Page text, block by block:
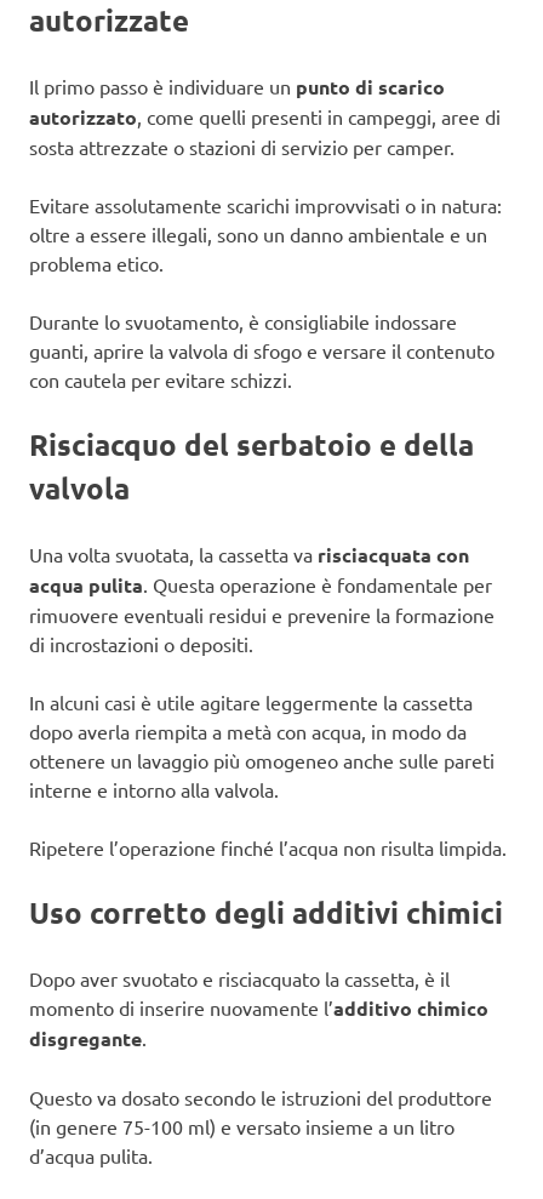
autorizzate
Il primo passo è individuare un punto di scarico
autorizzato, come quelli presenti in campeggi, aree di
sosta attrezzate o stazioni di servizio per camper.
Evitare assolutamente scarichi improvvisati o in natura:
oltre a essere illegali, sono un danno ambientale e un
problema etico.
Durante lo svuotamento, è consigliabile indossare
guanti, aprire la valvola di sfogo e versare il contenuto
con cautela per evitare schizzi.
Risciacquo del serbatoio e della
valvola
Una volta svuotata, la cassetta va risciacquata con
acqua pulita. Questa operazione è fondamentale per
rimuovere eventuali residui e prevenire la formazione
di incrostazioni o depositi.
In alcuni casi è utile agitare leggermente la cassetta
dopo averla riempita a metà con acqua, in modo da
ottenere un lavaggio più omogeneo anche sulle pareti
interne e intorno alla valvola.
Ripetere l’operazione finché l’acqua non risulta limpida.
Uso corretto degli additivi chimici
Dopo aver svuotato e risciacquato la cassetta, è il
momento di inserire nuovamente l’additivo chimico
disgregante.
Questo va dosato secondo le istruzioni del produttore
(in genere 75-100 ml) e versato insieme a un litro
d’acqua pulita.